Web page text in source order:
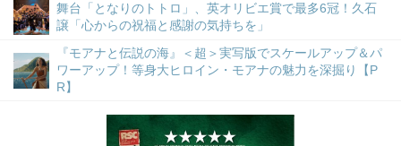
舞台「となりのトトロ」、英オリビエ賞で最多6冠！久石
譲「心からの祝福と感謝の気持ちを」
『モアナと伝説の海』＜超＞実写版でスケールアップ＆パ
ワーアップ！等身大ヒロイン・モアナの魅力を深掘り【P
R】